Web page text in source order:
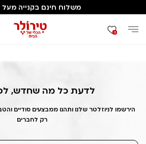
משלוח חינם בקנייה מעל ₪199
0
דף הבית 2025/02/02 1738503081
לדעת כל מה שחדש,
הירשמו לניוזלטר שלנו ותהנו ממבצעים סודיים
רק לחברים